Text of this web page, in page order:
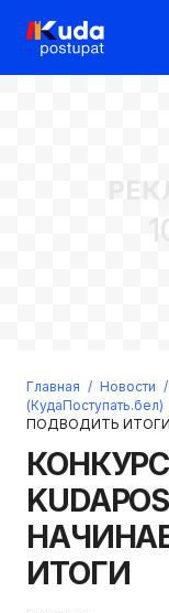
Главная / Новости /
(КудаПоступать.бел)
ПОДВОДИТЬ ИТОГИ
КОНКУРС
ИТОГИ